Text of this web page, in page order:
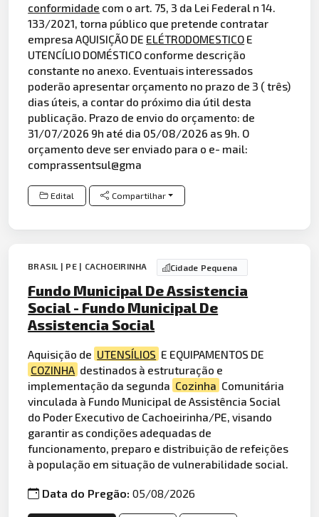
conformidade com o art. 75, 3 da Lei Federal n 14.
133/2021, torna público que pretende contratar
empresa AQUISIÇÃO DE ELÉTRODOMESTICO E
UTENCÍLIO DOMÉSTICO conforme descrição
constante no anexo. Eventuais interessados
poderão apresentar orçamento no prazo de 3 ( três)
dias úteis, a contar do próximo dia útil desta
publicação. Prazo de envio do orçamento: de
31/07/2026 9h até dia 05/08/2026 as 9h. O
orçamento deve ser enviado para o e- mail:
comprassentsul@gma
Edital Compartilhar
BRASIL | PE | CACHOEIRINHA Cidade Pequena
Fundo Municipal De Assistencia
Social - Fundo Municipal De
Assistencia Social
Aquisição de UTENSÍLIOS E EQUIPAMENTOS DE
COZINHA destinados à estruturação e
implementação da segunda Cozinha Comunitária
vinculada à Fundo Municipal de Assistência Social
do Poder Executivo de Cachoeirinha/PE, visando
garantir as condições adequadas de
funcionamento, preparo e distribuição de refeições
à população em situação de vulnerabilidade social.
Data do Pregão:05/08/2026